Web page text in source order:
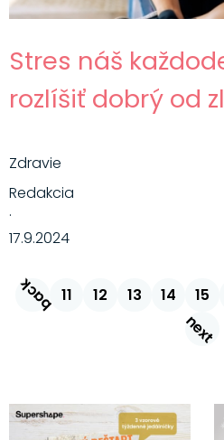
Stres náš
rozlíšiť dobrý od
Zdravie
Redakcia
·
17.9.2024
back 11 12 13 14 15
next